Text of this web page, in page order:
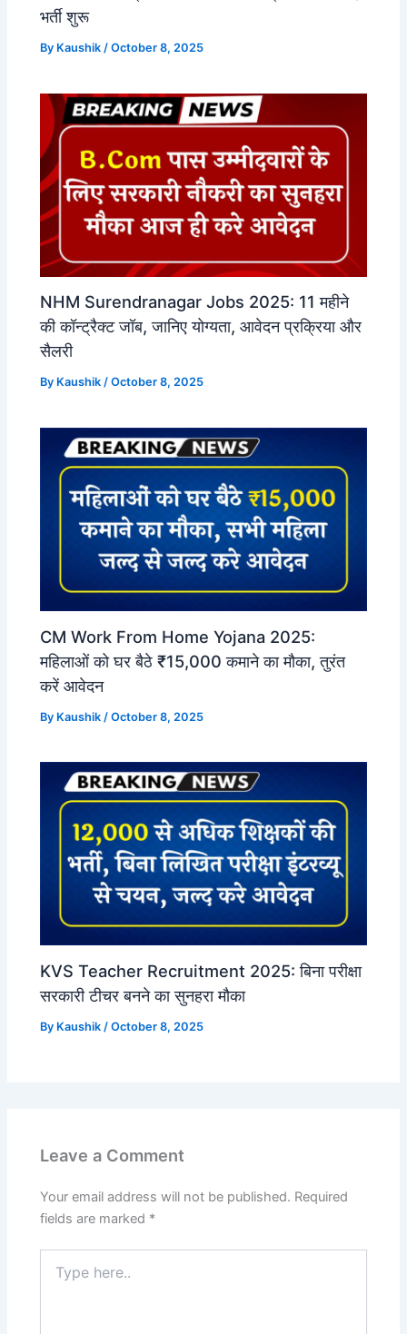
भर्ती शुरू
By Kaushik/October 8, 2025
NHM Surendranagar Jobs 2025: 11 महीने
की कॉन्ट्रैक्ट जॉब, जानिए योग्यता, आवेदन प्रक्रिया और
सैलरी
By Kaushik/October 8, 2025
CM Work From Home Yojana 2025:
महिलाओं को घर बैठे ₹15,000 कमाने का मौका, तुरंत
करें आवेदन
By Kaushik /October 8, 2025
KVS Teacher Recruitment 2025: बिना परीक्षा
सरकारी टीचर बनने का सुनहरा मौका
By Kaushik /October 8, 2025
Leave a Comment
Your email address will not be published. Required
fields are marked *
here..